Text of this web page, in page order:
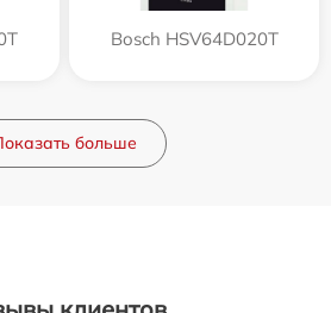
Bosch HSV64D020T
больше